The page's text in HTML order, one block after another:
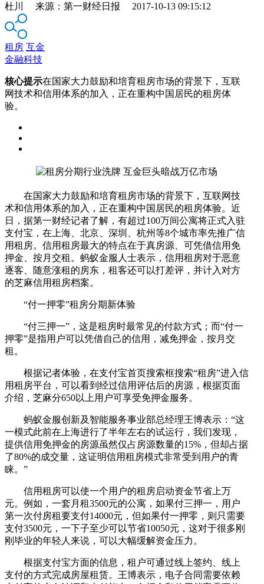
杜川 来源：第一财经日报 2017-10-13 09:15:12
租房 互金
金融科技
核心提示在国家大力鼓励和培育租房市场的背景下，互联
网技术和信用体系的加入，正在重构中国居民的租房体
验。
在国家大力鼓励和培育租房市场的背景下，互联网技
术和信用体系的加入，正在重构中国居民的租房体验。近
日，据第一财经记者了解，有超过100万间公寓将正式入驻
支付宝，在上海、北京、深圳、杭州等8个城市率先推广信
用租房。信用租房最大的特点在于真房源、可凭借信用免
押金、按月交租。蚂蚁金服人士表示，信用租房对于恶意
逐客、随意涨租的房东，租客还可以打差评，并计入对方
的芝麻信用租房档案。
“付一押零”租房分期新体验
“付三押一”，这是租房时最常见的付款方式；而“付一
押零”是指用户可以凭借自己的信用，减免押金，按月交
租。
根据记者体验，在支付宝首页搜索框搜索“租房”进入信
用租房平台，可以看到经过信用评估后的房源，根据页面
介绍，芝麻分650以上用户可享受免押金服务。
蚂蚁金服创新及智能服务事业部总经理王博表示：“这
一模式此前在上海进行了半年左右的试运行，我们发现，
提供信用免押金的房源虽然仅占房源数量的15%，但却占据
了80%的成交量，这证明信用租房模式非常受到用户的青
睐。”
信用租房可以使一个用户的租房启动资金节省上万
元。例如，一套月租3500元的公寓，如果付三押一，用户
第一次付房租要支付14000元，但如果付一押零，则只需要
支付3500元，一下子至少可以节省10050元，这对于很多刚
刚毕业的年轻人来说，可以大幅缓解资金压力。
根据支付宝方面的信息，租户可通过线上签约、线上
支付的方式完成房屋租赁。王博表示，电子合同需要依赖